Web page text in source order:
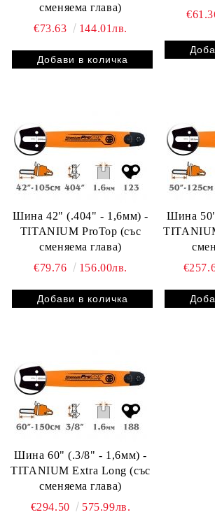
сменяема глава)
€73.63
144.01лв.
Шина 42" (.404" - 1,6мм) -
TITANIUM ProTop (със
сменяема глава)
€79.76
156.00лв.
Шина
Шина 60" (.3/8" - 1,6мм) -
TITANIUM Extra Long (със
сменяема глава)
€294.50
575.99лв.